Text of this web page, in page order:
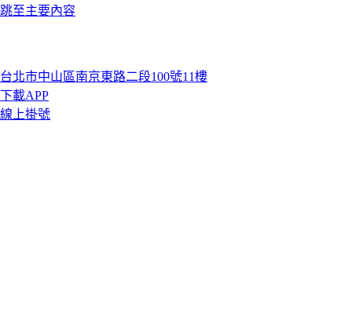
跳至主要內容
台北市中山區南京東路二段100號11樓
下載APP
線上掛號